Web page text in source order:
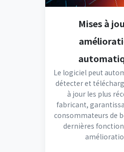
Mises à
Le logiciel peut
détecter et
à jour les plus
fabricant,
consommateurs de
dernières